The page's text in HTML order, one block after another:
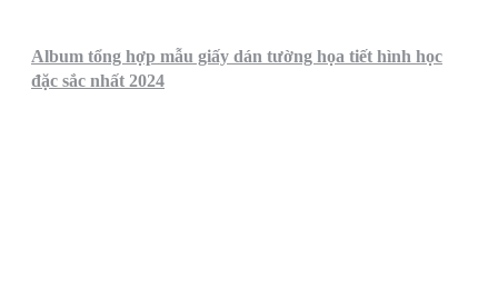
Album tổng hợp mẫu giấy dán tường họa tiết hình học
đặc sắc nhất 2024